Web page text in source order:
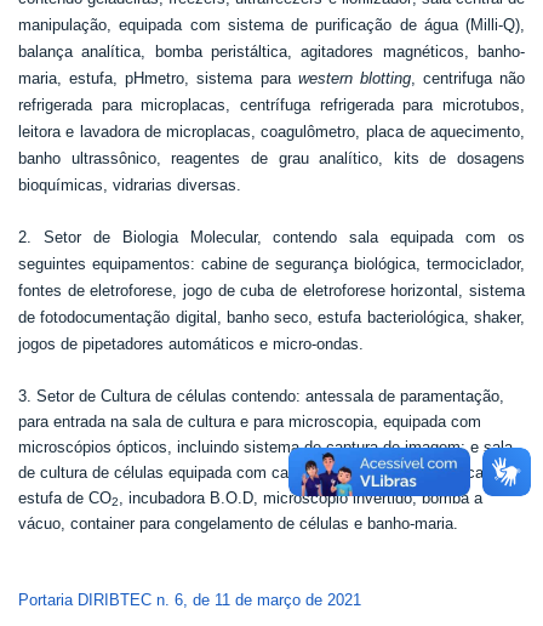
manipulação, equipada com sistema de purificação de água (Milli-Q),
balança analítica, bomba peristáltica, agitadores magnéticos, banho-
maria, estufa, pHmetro, sistema para western blotting, centrifuga não
refrigerada para microplacas, centrífuga refrigerada para microtubos,
leitora e lavadora de microplacas, coagulômetro, placa de aquecimento,
banho ultrassônico, reagentes de grau analítico, kits de dosagens
bioquímicas, vidrarias diversas.
2. Setor de Biologia Molecular, contendo sala equipada com os
seguintes equipamentos: cabine de segurança biológica, termociclador,
fontes de eletroforese, jogo de cuba de eletroforese horizontal, sistema
de fotodocumentação digital, banho seco, estufa bacteriológica, shaker,
jogos de pipetadores automáticos e micro-ondas.
3. Setor de Cultura de células contendo: antessala de paramentação,
para entrada na sala de cultura e para microscopia, equipada com
microscópios ópticos, incluindo sistema de captura de imagem; e sala
de cultura de células equipada com cabine de segurança biológica,
estufa de CO2
, incubadora B.O.D, microscópio invertido, bomba a
vácuo, container para congelamento de células e banho-maria.
Portaria DIRIBTEC n. 6, de 11 de março de 2021